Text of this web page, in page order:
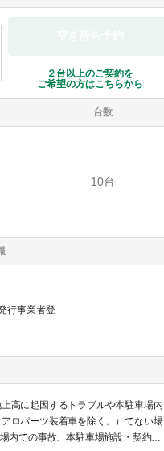
２台以上のご契約を
ご希望の方はこちらから
台数
10台
行事業者登
高に起因するトラブルや本駐車場内
ロパーツ装着車を除く。）でない場
での事故、本駐車場施設・契約車